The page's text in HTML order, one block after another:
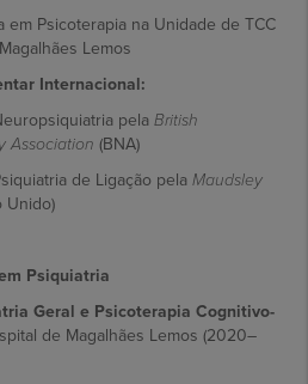
em Psicoterapia na Unidade de TCC
Lemos
Internacional:
pela British
Association (BNA)
de Ligação pela Maudsley
Unido)
Psiquiatria
Geral e Psicoterapia Cognitivo-
de Magalhães Lemos (2020–